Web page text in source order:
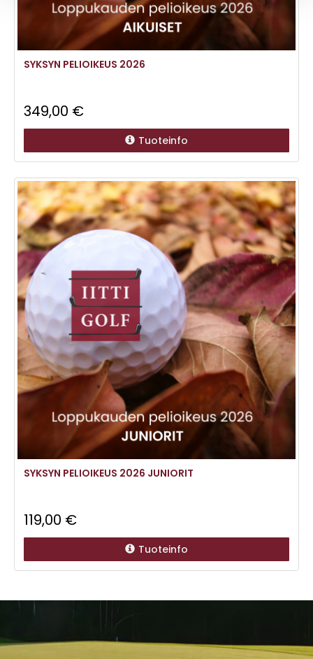
SYKSYN PELIOIKEUS 2026
349,00 €
Tuoteinfo
SYKSYN PELIOIKEUS 2026 JUNIORIT
119,00 €
Tuoteinfo